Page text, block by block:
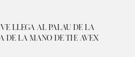
LLEGA AL PALAU DE LA
DE LA MANO DE THE AVEX